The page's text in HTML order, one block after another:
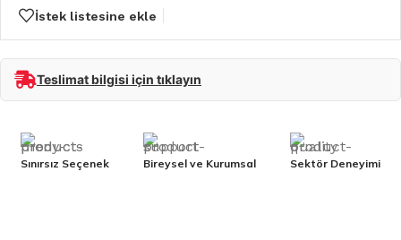
İstek listesine ekle
Teslimat bilgisi için tıklayın
Sınırsız Seçenek Bireysel ve Kurumsal Sektör Deneyimi